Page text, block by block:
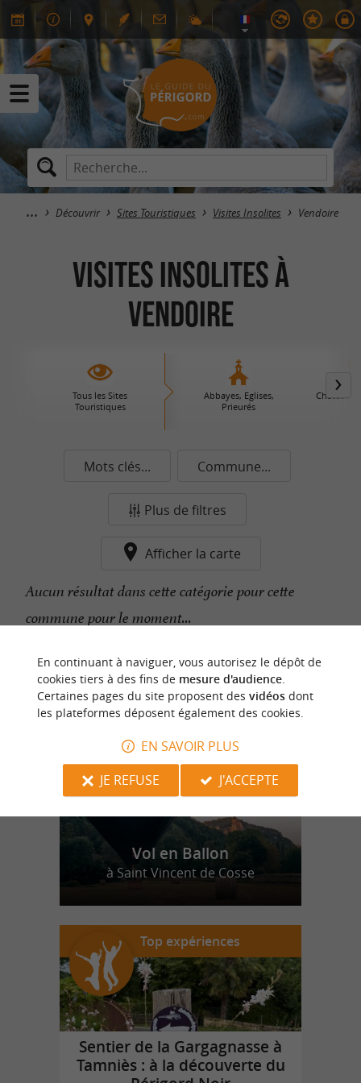
Découvrir Sites Touristiques Visites Insolites Vendoire
Visites Insolites à
Vendoire
Tous les Sites
Touristiques
Abbayes, Eglises,
Prieurés
Châteaux
Mots clés... Commune...
Plus de filtres
Afficher la carte
Aucun résultat dans cette catégorie pour cette
commune pour le moment...
n
o
t
r
e
c
o
u
p
d
e
c
o
e
u
r
Vol en Ballon
à Saint Vincent de Cosse
Top expériences
Sentier de la Gargagnasse à
Tamniès : à la découverte du
En continuant à naviguer, vous autorisez le dépôt de
cookies tiers à des fins de mesure d'audience.
Certaines pages du site proposent des vidéosdont
les plateformes déposent également des cookies.
EN SAVOIR PLUS
JE REFUSE
J'ACCEPTE